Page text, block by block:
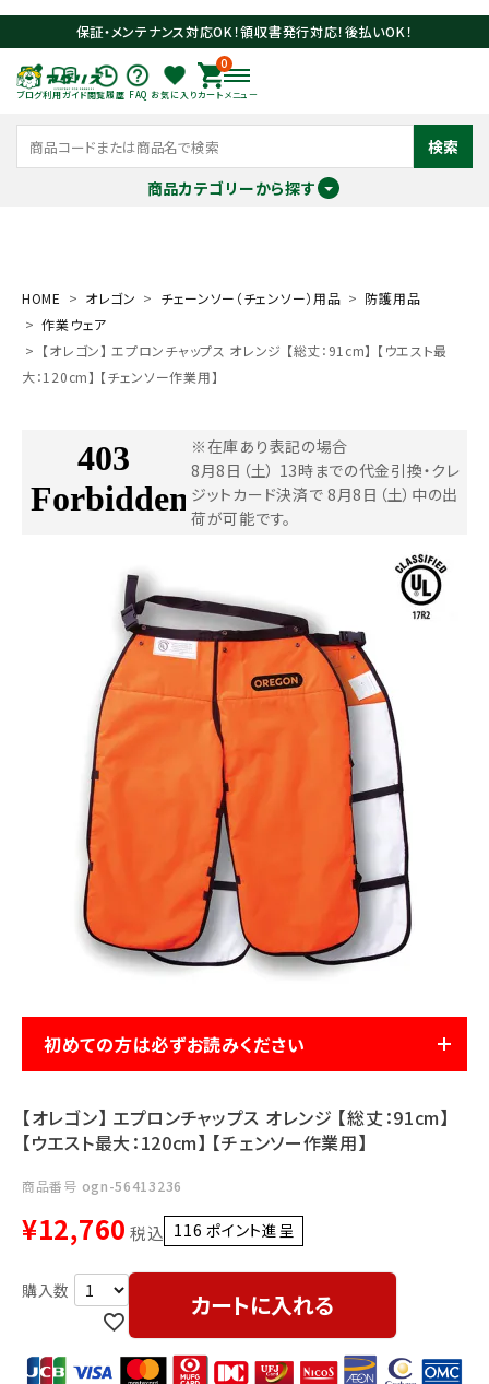
保証・メンテナンス対応OK！領収書発行対応！後払いOK！
ブログ利用ガイド閲覧履歴 FAQ お気に入り
0
カート メニュー
検索
商品カテゴリーから探す
メールでのお問い合わせ
info@agriz.net
FAXでのご注文
0739-72-4532
24時間受付
HOME オレゴン チェーンソー（チェンソー）用品
防護用品
作業ウェア
【オレゴン】 エプロンチャップス オレンジ 【総丈：91cm】 【ウエスト最
大：120cm】 【チェンソー作業用】
※在庫あり表記の場合
8月8日（土） 13時までの代金引換・クレ
ジットカード決済で 8月8日（土）中の出
荷が可能です。
初めての方は必ずお読みください
【オレゴン】 エプロンチャップス オレンジ 【総丈：91cm】
【ウエスト最大：120cm】 【チェンソー作業用】
商品番号 ogn-56413236
¥12,760 税込 116 ポイント進呈 ]
カートに入れる